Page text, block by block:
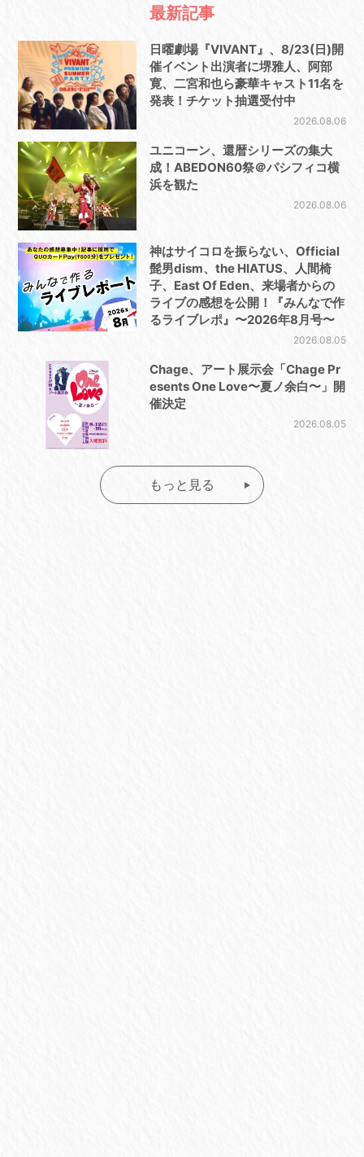
最新記事
日曜劇場『VIVANT』、8/23(日)開
催イベント出演者に堺雅人、阿部
寛、二宮和也ら豪華キャスト11名を
発表！チケット抽選受付中
2026.08.06
ユニコーン、還暦シリーズの集大
成！ABEDON60祭＠パシフィコ横
浜を観た
2026.08.06
神はサイコロを振らない、Official
髭男dism、the HIATUS、人間椅
子、East Of Eden、来場者からの
ライブの感想を公開！『みんなで作
るライブレポ』〜2026年8月号〜
2026.08.05
Chage、アート展示会「Chage Pr
esents One Love〜夏ノ余白〜」開
催決定
2026.08.05
もっと見る